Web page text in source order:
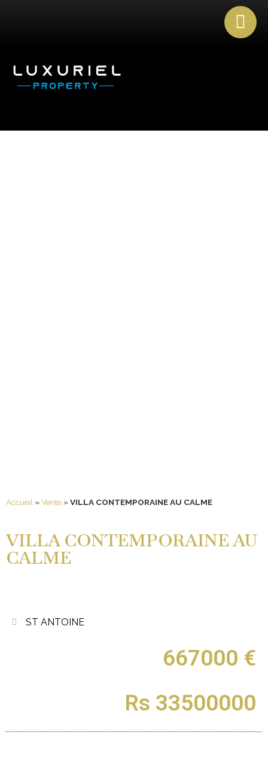
Accueil »Vente »VILLA CONTEMPORAINE AU CALME
VILLA CONTEMPORAINE AU
CALME
ST ANTOINE
667000 €
Rs 33500000